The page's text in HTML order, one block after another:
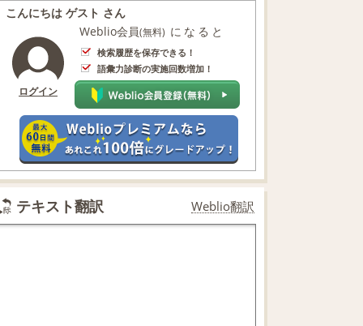
こんにちは ゲスト さん
ログイン
Weblio会員(無料) になると
検索履歴を保存できる！
語彙力診断の実施回数増加！
テキスト翻訳 Weblio翻訳